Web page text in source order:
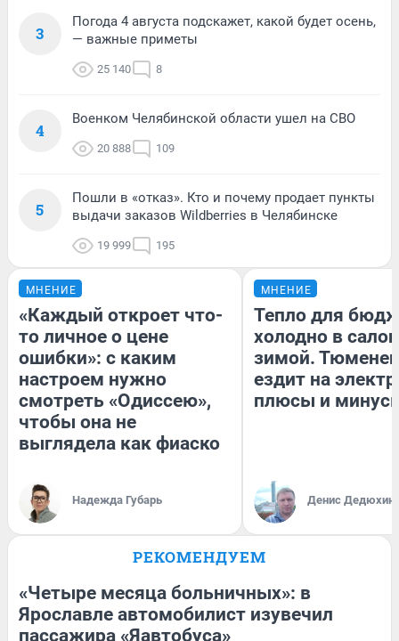
3
Погода 4 августа подскажет, какой будет осень,
— важные приметы
25 140 8
4
Военком Челябинской области ушел на СВО
20 888 109
5
Пошли в «отказ». Кто и почему продает пункты
выдачи заказов Wildberries в Челябинске
19 999 195
МНЕНИЕ
«Каждый откроет что-
то личное о цене
ошибки»: с каким
настроем нужно
смотреть «Одиссею»,
чтобы она не
выглядела как фиаско
Надежда Губарь
МНЕНИЕ
Тепло для
холодно в
зимой.
ездит на
плюсы и
Денис Дедюхин
РЕКОМЕНДУЕМ
«Четыре месяца больничных»: в
Ярославле автомобилист изувечил
пассажира «Яавтобуса»